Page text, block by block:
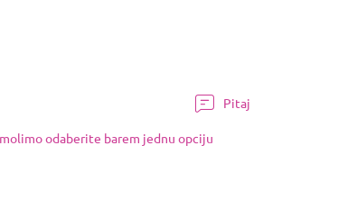
Pitaj
odaberite barem jednu opciju